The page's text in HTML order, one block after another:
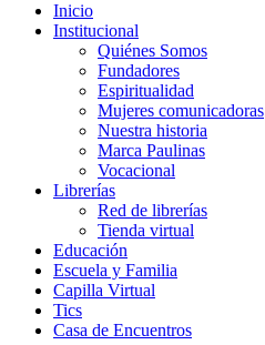
Inicio
Institucional
Quiénes Somos
Fundadores
Espiritualidad
Mujeres comunicadoras
Nuestra historia
Marca Paulinas
Vocacional
Librerías
Red de librerías
Tienda virtual
Educación
Escuela y Familia
Capilla Virtual
Tics
Casa de Encuentros